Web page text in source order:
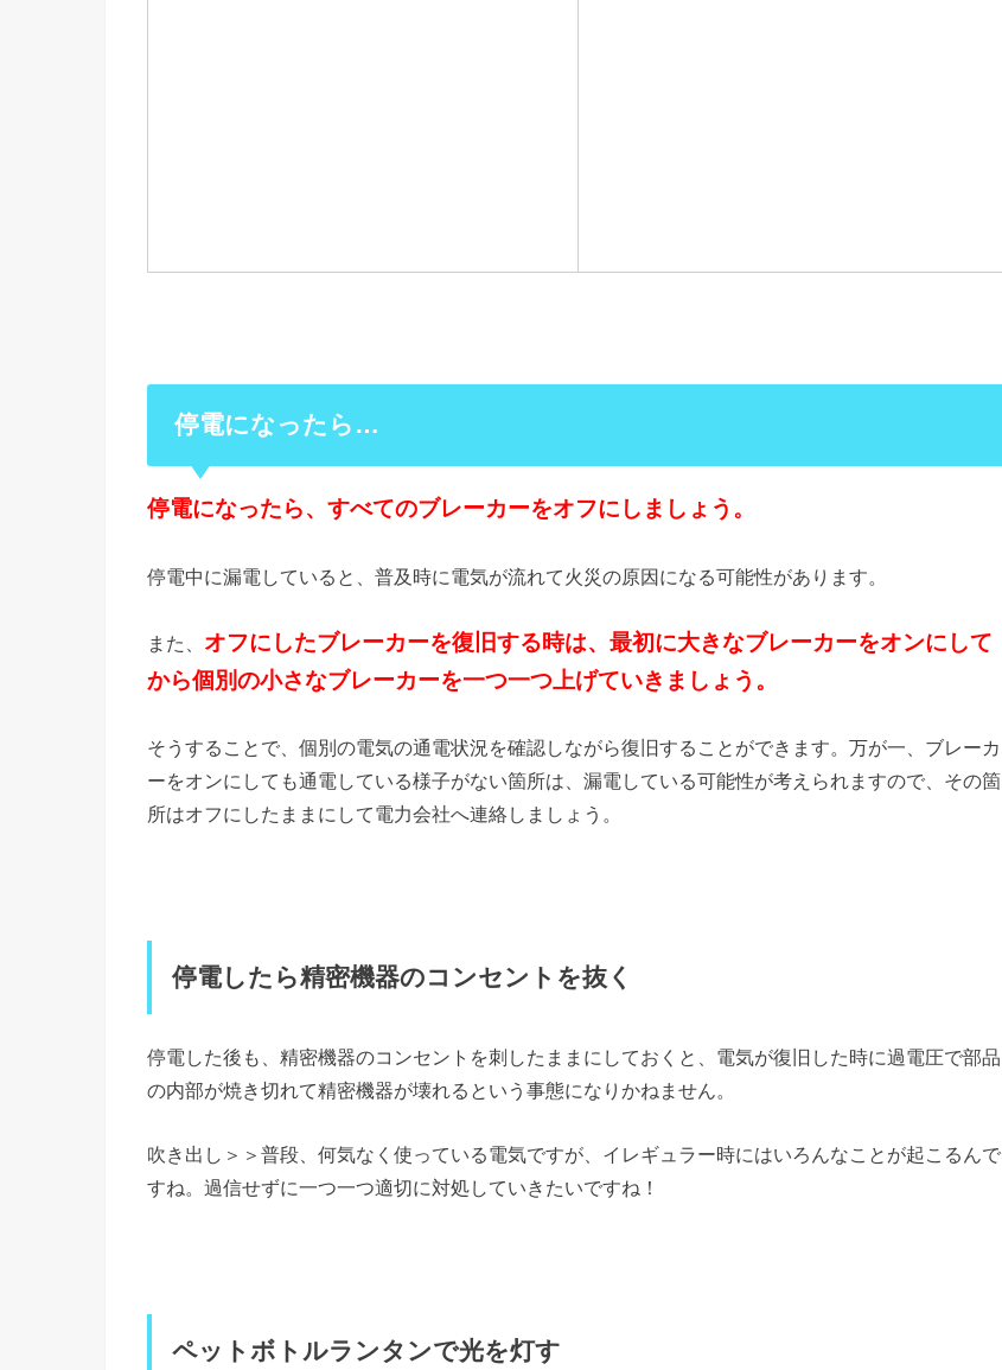
停電になったら…
停電になったら、すべてのブレーカーをオフにしましょう。
停電中に漏電していると、普及時に電気が流れて火災の原因になる可能性があります。
また、 オフにしたブレーカーを復旧する時は、最初に大きなブレーカーをオンにして
から個別の小さなブレーカーを一つ一つ上げていきましょう。
そうすることで、個別の電気の通電状況を確認しながら復旧することができます。万が一、ブレーカ
ーをオンにしても通電している様子がない箇所は、漏電している可能性が考えられますので、その箇
所はオフにしたままにして電力会社へ連絡しましょう。
停電したら精密機器のコンセントを抜く
停電した後も、精密機器のコンセントを刺したままにしておくと、電気が復旧した時に過電圧で部品
の内部が焼き切れて精密機器が壊れるという事態になりかねません。
吹き出し＞＞普段、何気なく使っている電気ですが、イレギュラー時にはいろんなことが起こるんで
すね。過信せずに一つ一つ適切に対処していきたいですね！
ペットボトルランタンで光を灯す